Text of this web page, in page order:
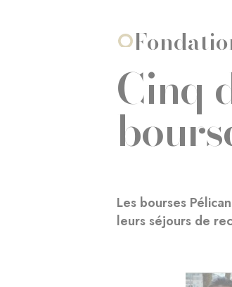
Cinq
Les bourses
leurs séjours de